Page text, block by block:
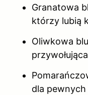
Granatowa
którzy lubią
Oliwkowa
dla